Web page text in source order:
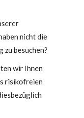
nicht die
besuchen?
wir Ihnen
risikofreien